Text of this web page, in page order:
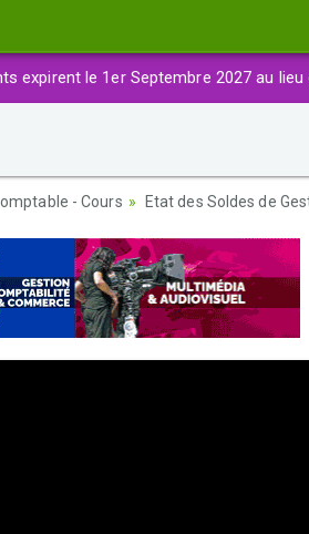
expirent le 1er Septembre 2027 au lieu
- Cours Etat des Soldes de